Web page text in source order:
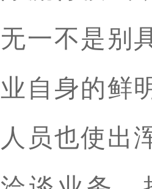
无一不是别
业自身的鲜
人员也使出